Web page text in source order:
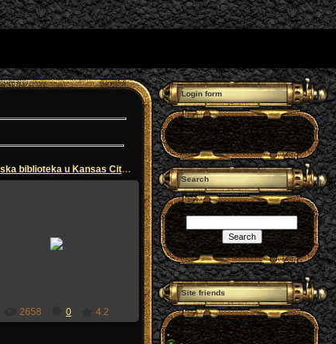
Gradska biblioteka u Kansas City , Texas
2658 0 4.2
Login form
Search
Site friends